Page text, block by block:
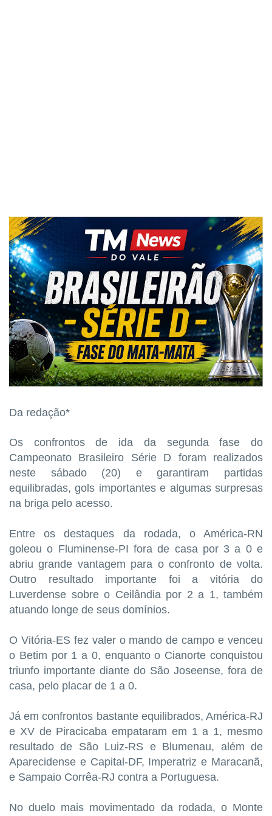
Da redação*
Os confrontos de ida da segunda fase do
Campeonato Brasileiro Série D foram realizados
neste sábado (20) e garantiram partidas
equilibradas, gols importantes e algumas surpresas
na briga pelo acesso.
Entre os destaques da rodada, o América-RN
goleou o Fluminense-PI fora de casa por 3 a 0 e
abriu grande vantagem para o confronto de volta.
Outro resultado importante foi a vitória do
Luverdense sobre o Ceilândia por 2 a 1, também
atuando longe de seus domínios.
O Vitória-ES fez valer o mando de campo e venceu
o Betim por 1 a 0, enquanto o Cianorte conquistou
triunfo importante diante do São Joseense, fora de
casa, pelo placar de 1 a 0.
Já em confrontos bastante equilibrados, América-RJ
e XV de Piracicaba empataram em 1 a 1, mesmo
resultado de São Luiz-RS e Blumenau, além de
Aparecidense e Capital-DF, Imperatriz e Maracanã,
e Sampaio Corrêa-RJ contra a Portuguesa.
No duelo mais movimentado da rodada, o Monte